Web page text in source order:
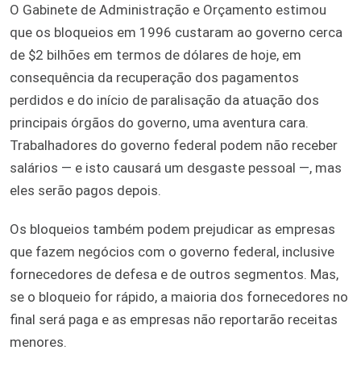
O Gabinete de Administração e Orçamento estimou
que os bloqueios em 1996 custaram ao governo cerca
de $2 bilhões em termos de dólares de hoje, em
consequência da recuperação dos pagamentos
perdidos e do início de paralisação da atuação dos
principais órgãos do governo, uma aventura cara.
Trabalhadores do governo federal podem não receber
salários — e isto causará um desgaste pessoal —, mas
eles serão pagos depois.
Os bloqueios também podem prejudicar as empresas
que fazem negócios com o governo federal, inclusive
fornecedores de defesa e de outros segmentos. Mas,
se o bloqueio for rápido, a maioria dos fornecedores no
final será paga e as empresas não reportarão receitas
menores.